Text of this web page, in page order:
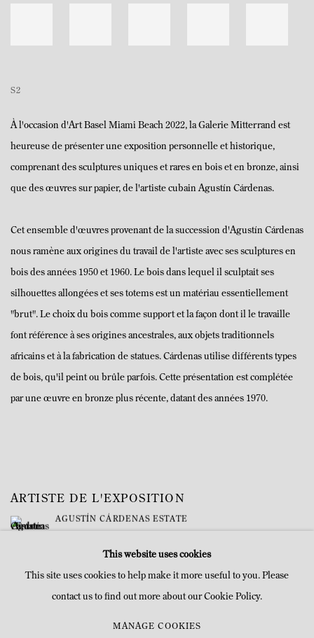
S2
À l'occasion d'Art Basel Miami Beach 2022, la Galerie Mitterrand est
heureuse de présenter une exposition personnelle et historique,
comprenant des sculptures uniques et rares en bois et en bronze, ainsi
que des œuvres sur papier, de l'artiste cubain Agustín Cárdenas.
Cet ensemble d'œuvres provenant de la succession d'Agustín Cárdenas
nous ramène aux origines du travail de l'artiste avec ses sculptures en
bois des années 1950 et 1960. Le bois dans lequel il sculptait ses
silhouettes allongées et ses totems est un matériau essentiellement
"brut". Le choix du bois comme support et la façon dont il le travaille
font référence à ses origines ancestrales, aux objets traditionnels
africains et à la fabrication de statues. Cárdenas utilise différents types
de bois, qu'il peint ou brûle parfois. Cette présentation est complétée
par une œuvre en bronze plus récente, datant des années 1970.
ARTISTE DE L'EXPOSITION
AGUSTÍN CÁRDENAS ESTATE
This website uses cookies
This site uses cookies to help make it more useful to you. Please
contact us to find out more about our Cookie Policy.
MANAGE COOKIES